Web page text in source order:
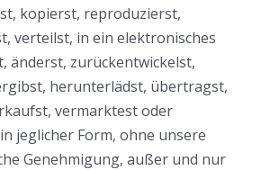
kopierst, reproduzierst,
verteilst, in ein elektronisches
änderst, zurückentwickelst,
herunterlädst, übertragst,
vermarktest oder
jeglicher Form, ohne unsere
Genehmigung, außer und nur